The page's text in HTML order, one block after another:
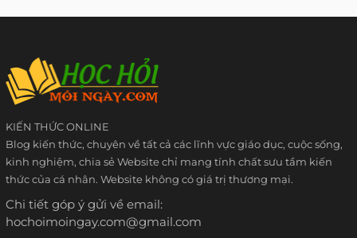
KIẾN THỨC ONLINE
Blog kiến thức, chuyên về tất cả các lĩnh vực giáo dục, cuộc sống,
kinh nghiệm, chia sẻ Website chỉ mang tính chất sưu tầm kiến
thức của cá nhân. Website không có giá trị thương mại.
Chi tiết góp ý gửi về email:
hochoimoingay.com@gmail.com